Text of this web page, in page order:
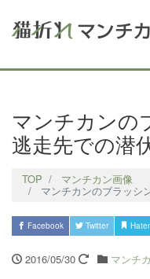
マンチカンの
逃走先での潜
TOP マンチカン画像
マンチカンのブラッシ
Facebook Twitter
2016/05/30 マンチ